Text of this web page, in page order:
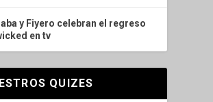
y Fiyero celebran el regreso
en tv
QUIZES